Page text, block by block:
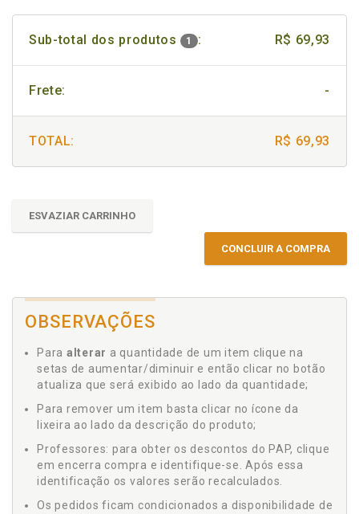
Sub-total dos produtos 1 : R$ 69,93
Frete: -
TOTAL: R$ 69,93
ESVAZIAR CARRINHO
CONCLUIR A COMPRA
OBSERVAÇÕES
Para alterar a quantidade de um item clique na
setas de aumentar/diminuir e então clicar no botão
atualiza que será exibido ao lado da quantidade;
Para remover um item basta clicar no ícone da
lixeira ao lado da descrição do produto;
Professores: para obter os descontos do PAP, clique
em encerra compra e identifique-se. Após essa
identificação os valores serão recalculados.
Os pedidos ficam condicionados a disponibilidade de